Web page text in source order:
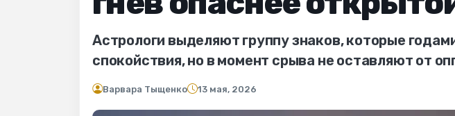
Астрологи выделяют группу знаков, которые
спокойствия, но в момент срыва не оставляют от
Варвара Тыщенко 13 мая, 2026